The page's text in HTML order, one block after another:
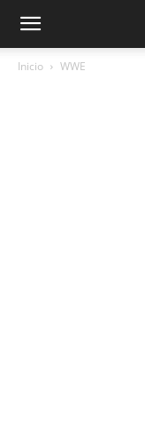
Inicio WWE